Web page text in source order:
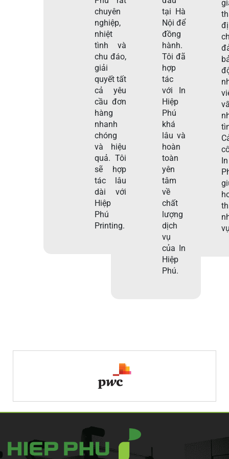
chuyên
nghiệp,
nhiệt
tình và
chu đáo,
giải
quyết tất
cả yêu
cầu đơn
hàng
nhanh
chóng
và hiệu
quả. Tôi
sẽ hợp
tác lâu
dài với
Hiệp
Phú
Printing.
tại Hà
Nội để
đồng
hành.
Tôi đã
hợp
tác
với In
Hiệp
Phú
khá
lâu và
hoàn
toàn
yên
tâm
về
chất
lượng
dịch
vụ
của In
Hiệp
Phú.